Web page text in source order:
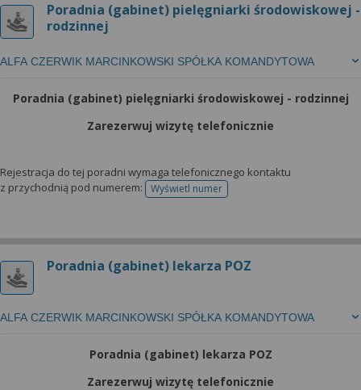
Poradnia (gabinet) pielęgniarki środowiskowej -
rodzinnej
ALFA CZERWIK MARCINKOWSKI SPÓŁKA KOMANDYTOWA
Poradnia (gabinet) pielęgniarki środowiskowej - rodzinnej
Zarezerwuj wizytę telefonicznie
Rejestracja do tej poradni wymaga telefonicznego kontaktu
z przychodnią pod numerem:
Wyświetl numertelefonu do rejestracji
Poradnia (gabinet) lekarza POZ
ALFA CZERWIK MARCINKOWSKI SPÓŁKA KOMANDYTOWA
Poradnia (gabinet) lekarza POZ
Zarezerwuj wizytę telefonicznie